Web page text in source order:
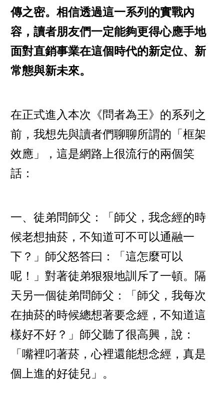
傳之密。相信透過這一系列的實戰內
容，讀者朋友們一定能夠更得心應手地
面對直銷事業在這個時代的新定位、新
常態與新未來。
在正式進入本次《問者為王》的系列之
前，我想先與讀者們聊聊所謂的「框架
效應」，這是網路上很流行的兩個笑
話：
一、徒弟問師父：「師父，我念經的時
候老想抽菸，不知道可不可以通融一
下？」師父怒答曰：「這怎麼可以
呢！」對著徒弟狠狠地訓斥了一頓。隔
天另一個徒弟問師父：「師父，我每次
在抽菸的時候總想著要念經，不知道這
樣好不好？」師父聽了很高興，說：
「嘴裡叼著菸，心裡還能想念經，真是
個上進的好徒兒」。